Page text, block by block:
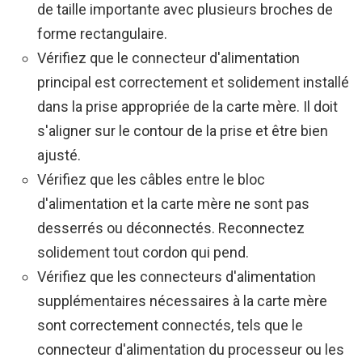
de taille importante avec plusieurs broches de
forme rectangulaire.
Vérifiez que le connecteur d'alimentation
principal est correctement et solidement installé
dans la prise appropriée de la carte mère. Il doit
s'aligner sur le contour de la prise et être bien
ajusté.
Vérifiez que les câbles entre le bloc
d'alimentation et la carte mère ne sont pas
desserrés ou déconnectés. Reconnectez
solidement tout cordon qui pend.
Vérifiez que les connecteurs d'alimentation
supplémentaires nécessaires à la carte mère
sont correctement connectés, tels que le
connecteur d'alimentation du processeur ou les